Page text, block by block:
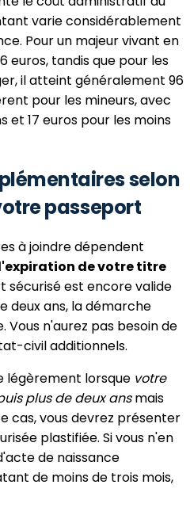
varie considérablement
Pour un majeur vivant en
euros, tandis que pour les
il atteint généralement 96
pour les mineurs, avec
et 17 euros pour les moins
selon
passeport
à joindre dépendent
de votre titre
sécurisé est encore valide
deux ans, la démarche
n'aurez pas besoin de
civil additionnels.
légèrement lorsque votre
plus de deux ansmais
cas, vous devrez présenter
plastifiée. Si vous n'en
de naissance
de moins de trois mois,